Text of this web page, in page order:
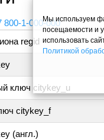
800-1-000-000
regid
ключ citykey_u
citykey_f
(англ.)
Мы используем
посещаемости и
использовать
Политикой